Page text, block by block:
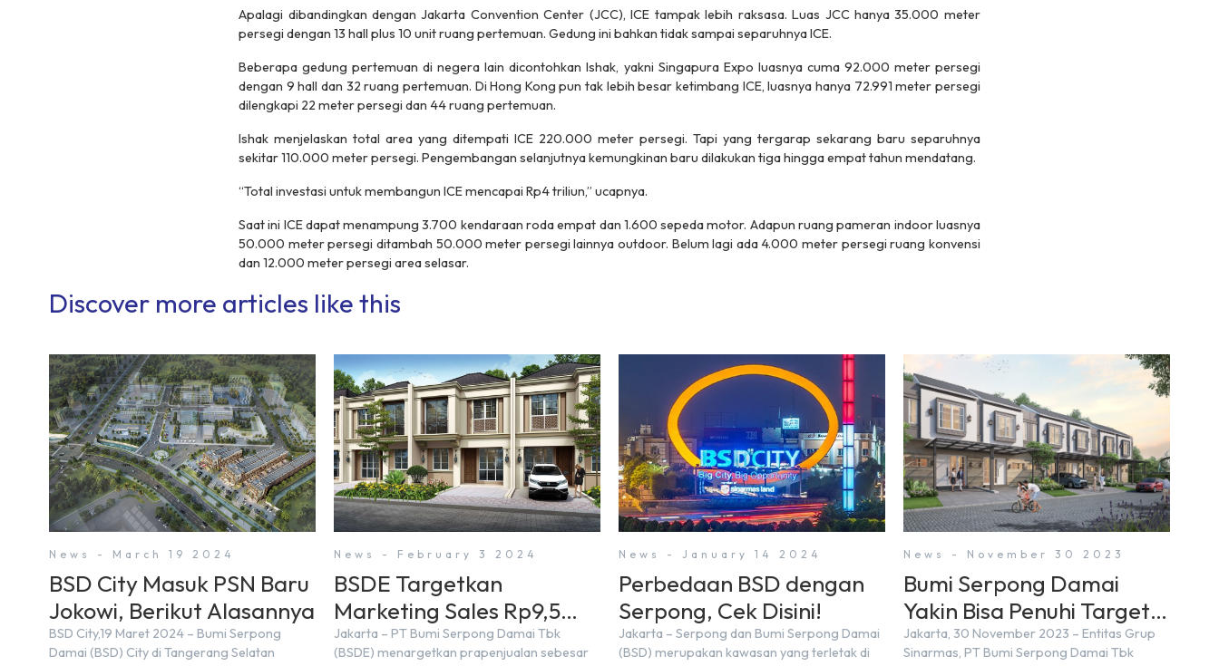
Apalagi dibandingkan dengan Jakarta Convention Center (JCC), ICE tampak lebih raksasa. Luas JCC hanya 35.000 meter
persegi dengan 13 hall plus 10 unit ruang pertemuan. Gedung ini bahkan tidak sampai separuhnya ICE.
Beberapa gedung pertemuan di negera lain dicontohkan Ishak, yakni Singapura Expo luasnya cuma 92.000 meter persegi
dengan 9 hall dan 32 ruang pertemuan. Di Hong Kong pun tak lebih besar ketimbang ICE, luasnya hanya 72.991 meter persegi
dilengkapi 22 meter persegi dan 44 ruang pertemuan.
Ishak menjelaskan total area yang ditempati ICE 220.000 meter persegi. Tapi yang tergarap sekarang baru separuhnya
sekitar 110.000 meter persegi. Pengembangan selanjutnya kemungkinan baru dilakukan tiga hingga empat tahun mendatang.
“Total investasi untuk membangun ICE mencapai Rp4 triliun,” ucapnya.
Saat ini ICE dapat menampung 3.700 kendaraan roda empat dan 1.600 sepeda motor. Adapun ruang pameran indoor luasnya
50.000 meter persegi ditambah 50.000 meter persegi lainnya outdoor. Belum lagi ada 4.000 meter persegi ruang konvensi
dan 12.000 meter persegi area selasar.
Discover more articles like this
News - March 19 2024
BSD City Masuk PSN Baru
Jokowi, Berikut Alasannya
BSD City,19 Maret 2024 – Bumi Serpong
Damai (BSD) City di Tangerang Selatan
News - February 3 2024
BSDE Targetkan
Marketing Sales Rp9,5
Triliun di Tahun 2024
Jakarta – PT Bumi Serpong Damai Tbk
(BSDE) menargetkan prapenjualan sebesar
News - January 14 2024
Perbedaan BSD dengan
Serpong, Cek Disini!
Jakarta – Serpong dan Bumi Serpong Damai
(BSD) merupakan kawasan yang terletak di
News - November 30 2023
Bumi Serpong Damai
Yakin Bisa Penuhi Target
Marketing Sales Tahun
Jakarta, 30 November 2023 – Entitas Grup
Sinarmas, PT Bumi Serpong Damai Tbk